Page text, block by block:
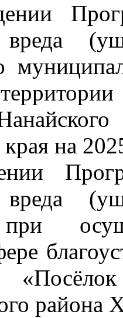
вреда
на
вреда
района